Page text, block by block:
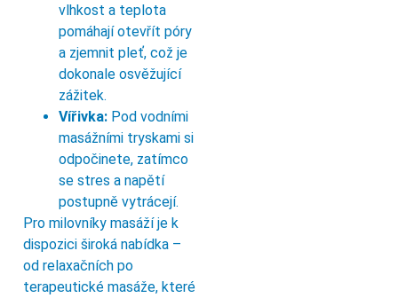
vlhkost a teplota
pomáhají otevřít póry
a zjemnit pleť, což je
dokonale osvěžující
zážitek.
Vířivka: Pod vodními
masážními tryskami si
odpočinete, zatímco
se stres a napětí
postupně vytrácejí.
Pro milovníky masáží je k
dispozici široká nabídka –
od relaxačních po
terapeutické masáže, které